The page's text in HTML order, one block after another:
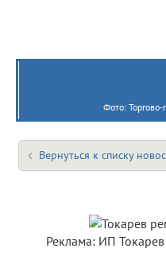
Фото:
Вернуться к списку
Реклама: ИП